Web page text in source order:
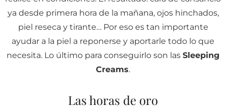
ya desde primera hora de la mañana, ojos hinchados,
piel reseca y tirante… Por eso es tan importante
ayudar a la piel a reponerse y aportarle todo lo que
necesita. Lo último para conseguirlo son las Sleeping
Creams.
Las horas de oro